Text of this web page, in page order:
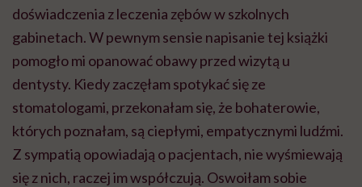
doświadczenia z leczenia zębów w szkolnych
gabinetach. W pewnym sensie napisanie tej książki
pomogło mi opanować obawy przed wizytą u
dentysty. Kiedyzaczęłam spotykać się ze
stomatologami, przekonałam się, że bohaterowie,
których poznałam, są ciepłymi, empatycznymi ludźmi.
Z sympatią opowiadają o pacjentach, nie wyśmiewają
się z nich, raczej im współczują. Oswoiłam sobie